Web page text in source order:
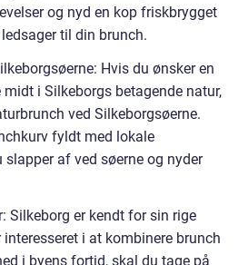
og nyd en kop friskbrygget
til din brunch.
Hvis du ønsker en
i Silkeborgs betagende natur,
ved Silkeborgsøerne.
fyldt med lokale
slapper af ved søerne og nyder
Silkeborg er kendt for sin rige
i at kombinere brunch
i byens fortid, skal du tage på